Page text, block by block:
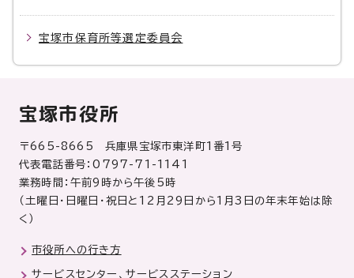
宝塚市保育所等選定委員会
宝塚市役所
〒665-8665 兵庫県宝塚市東洋町1番1号
代表電話番号：0797-71-1141
業務時間：午前9時から午後5時
（土曜日・日曜日・祝日と12月29日から1月3日の年末年始は除
く）
市役所への行き方
サービスセンター、サービスステーション